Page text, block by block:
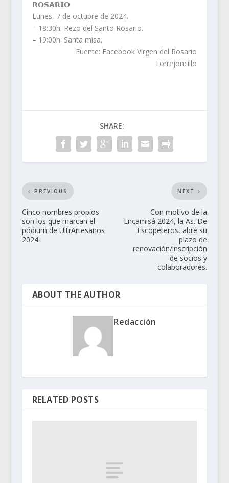
𝗥𝗢𝗦𝗔𝗥𝗜𝗢
Lunes, 7 de octubre de 2024.
– 18:30h. Rezo del Santo Rosario.
– 19:00h. Santa misa.
Fuente: Facebook Virgen del Rosario
Torrejoncillo
SHARE:
PREVIOUS
Cinco nombres propios
son los que marcan el
pódium de UltrArtesanos
2024
NEXT
Con motivo de la
Encamisá 2024, la As. De
Escopeteros, abre su
plazo de
renovación/inscripción
de socios y
colaboradores.
ABOUT THE AUTHOR
Redacción
RELATED POSTS